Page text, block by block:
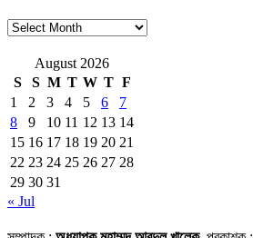
আর্কাইভ
August 2026
S
S M T W T F
1
2 3 4 5 6
7
8
9 10 11 12 13 14
15 16 17 18 19 20 21
22 23 24 25 26 27 28
29 30 31
« Jul